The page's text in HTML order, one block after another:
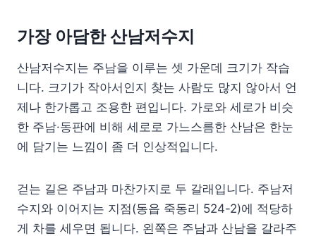
가장 아담한 산남저수지
산남저수지는 주남을 이루는 셋 가운데 크기가 작습
니다. 크기가 작아서인지 찾는 사람도 많지 않아서 언
제나 한가롭고 조용한 편입니다. 가로와 세로가 비슷
한 주남·동판에 비해 세로로 가느스름한 산남은 한눈
에 담기는 느낌이 좀 더 인상적입니다.
걷는 길은 주남과 마찬가지로 두 갈래입니다. 주남저
수지와 이어지는 지점(동읍 죽동리 524-2)에 적당하
게 차를 세우면 됩니다. 왼쪽은 주남과 산남을 갈라주